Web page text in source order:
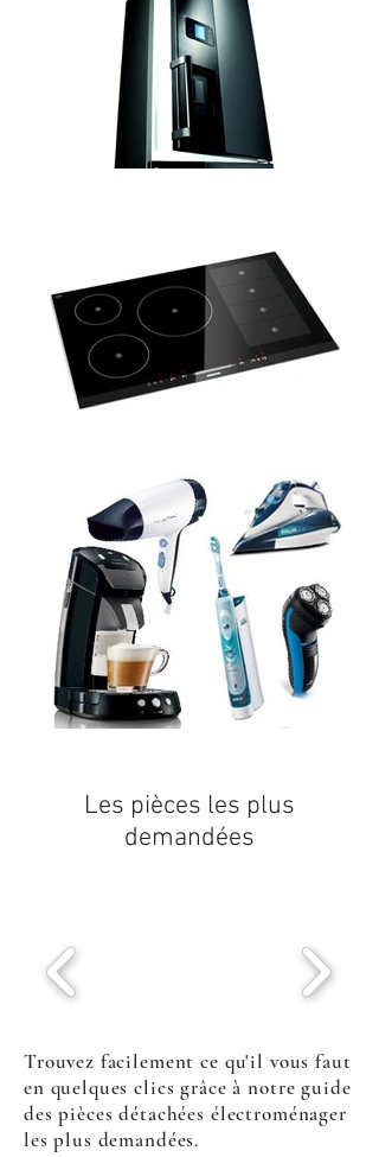
Les pièces les plus
demandées
Trouvez facilement ce qu'il vous faut
en quelques clics grâce à notre guide
des pièces détachées électroménager
les plus demandées.